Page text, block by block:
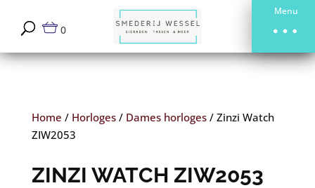
Menu
0
Home / Horloges/ Dames horloges/ Zinzi Watch
ZIW2053
ZINZI WATCH ZIW2053